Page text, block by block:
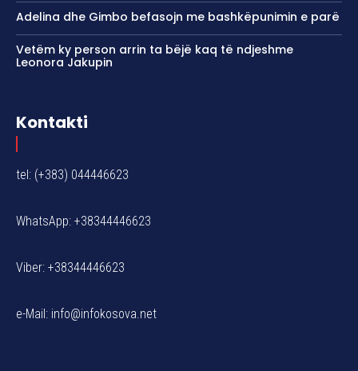
Adelina dhe Gimbo befasojn me bashkëpunimin e parë
Vetëm ky person arrin ta bëjë kaq të ndjeshme
Leonora Jakupin
Kontakti
tel: (+383) 044446623
WhatsApp: +38344446623
Viber: +38344446623
e-Mail: info@infokosova.net